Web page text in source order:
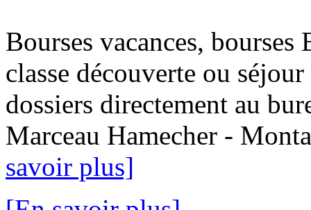
Bourses vacances,
classe découverte ou
dossiers directement au
Marceau Hamecher -
savoir plus]